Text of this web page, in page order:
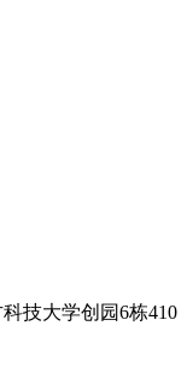
技大学创园6栋410